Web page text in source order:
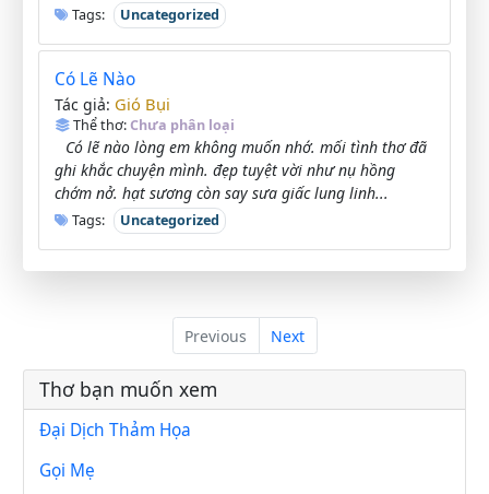
Tags: Uncategorized
Có Lẽ Nào
Tác giả: Gió Bụi
Thể thơ:Chưa phân loại
Có lẽ nào lòng em không muốn nhớ. mối tình thơ đã
ghi khắc chuyện mình. đẹp tuyệt vời như nụ hồng
chớm nở. hạt sương còn say sưa giấc lung linh...
Tags: Uncategorized
Previous Next
Thơ bạn muốn xem
Đại Dịch Thảm Họa
Gọi Mẹ